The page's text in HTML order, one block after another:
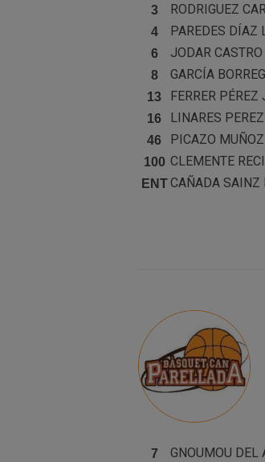
3 RODRIGUEZ
4 PAREDES DÍAZ
6 JODAR CASTRO
8 GARCÍA
13 FERRER PÉREZ
16 LINARES PEREZ
46 PICAZO MUÑOZ
100 CLEMENTE
ENT CAÑADA SAINZ
7 GNOUMOU DEL